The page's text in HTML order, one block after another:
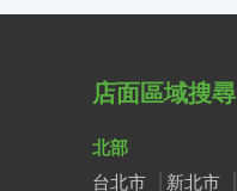
店面區域搜尋
北部
台北市
新北市